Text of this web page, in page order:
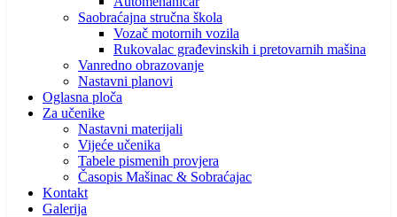
Saobraćajna stručna škola
Vozač motornih vozila
Rukovalac građevinskih i pretovarnih mašina
Vanredno obrazovanje
Nastavni planovi
Oglasna ploča
Za učenike
Nastavni materijali
Vijeće učenika
Tabele pismenih provjera
Časopis Mašinac & Sobraćajac
Kontakt
Galerija